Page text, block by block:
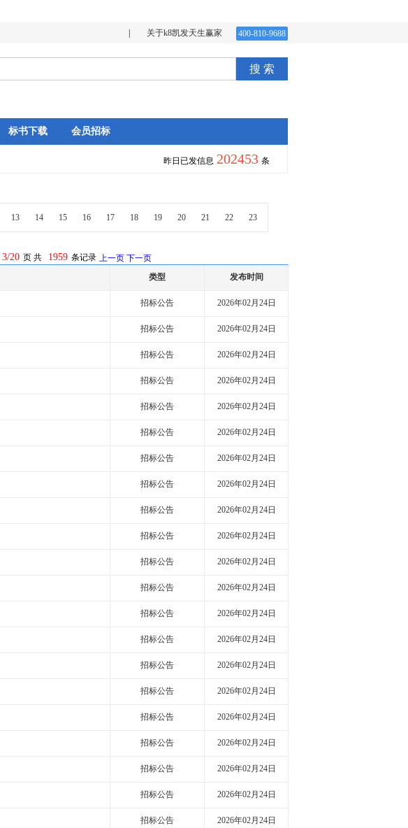
关于k8凯发天生赢家 400-810-9688
搜 索
标书下载 会员招标
昨日已发信息 202453 条
13 14 15 16 17 18 19 20 21 22 23
3/20 页 共 1959 条记录 上一页 下一页
类型 发布时间
招标公告 2026年02月24日
招标公告 2026年02月24日
招标公告 2026年02月24日
招标公告 2026年02月24日
招标公告 2026年02月24日
招标公告 2026年02月24日
招标公告 2026年02月24日
招标公告 2026年02月24日
招标公告 2026年02月24日
招标公告 2026年02月24日
招标公告 2026年02月24日
招标公告 2026年02月24日
招标公告 2026年02月24日
招标公告 2026年02月24日
招标公告 2026年02月24日
招标公告 2026年02月24日
招标公告 2026年02月24日
招标公告 2026年02月24日
招标公告 2026年02月24日
招标公告 2026年02月24日
招标公告 2026年02月24日